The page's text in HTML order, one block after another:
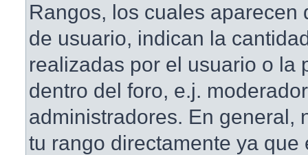
Rangos, los cuales aparecen
de usuario, indican la
realizadas por el usuario o la
dentro del foro, e.j.
administradores. En general,
tu rango directamente ya que